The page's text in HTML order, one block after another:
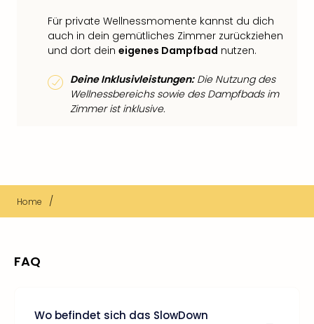
Für private Wellnessmomente kannst du dich
auch in dein gemütliches Zimmer zurückziehen
und dort dein eigenes Dampfbad nutzen.
Deine Inklusivleistungen:Die Nutzung des
Wellnessbereichs sowie des Dampfbads im
Zimmer ist inklusive.
Home /
FAQ
Wo befindet sich das SlowDown